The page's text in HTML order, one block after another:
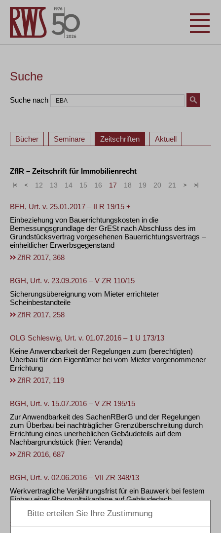
Suche
Suche nach
Bücher Seminare Zeitschriften Aktuell
ZfIR – Zeitschrift für Immobilienrecht
« < 12 13 14 15 16 17 18 19 20 21 > »
BFH, Urt. v. 25.01.2017 – II R 19/15 +
Einbeziehung von Bauerrichtungskosten in die
Bemessungsgrundlage der GrESt nach Abschluss des im
Grundstücksvertrag vorgesehenen Bauerrichtungsvertrags –
einheitlicher Erwerbsgegenstand
ZfIR 2017, 368
BGH, Urt. v. 23.09.2016 – V ZR 110/15
Sicherungsübereignung vom Mieter errichteter
Scheinbestandteile
ZfIR 2017, 258
OLG Schleswig, Urt. v. 01.07.2016 – 1 U 173/13
Keine Anwendbarkeit der Regelungen zum (berechtigten)
Überbau für den Eigentümer bei vom Mieter vorgenommener
Errichtung
ZfIR 2017, 119
BGH, Urt. v. 15.07.2016 – V ZR 195/15
Zur Anwendbarkeit des SachenRBerG und der Regelungen
zum Überbau bei nachträglicher Grenzüberschreitung durch
Errichtung eines unerheblichen Gebäudeteils auf dem
Nachbargrundstück (hier: Veranda)
ZfIR 2016, 687
BGH, Urt. v. 02.06.2016 – VII ZR 348/13
Werkvertragliche Verjährungsfrist für ein Bauwerk bei festem
Einbau einer Photovoltaikanlage auf Gebäudedach
mit Anmerkung von Thomas Hildebrandt